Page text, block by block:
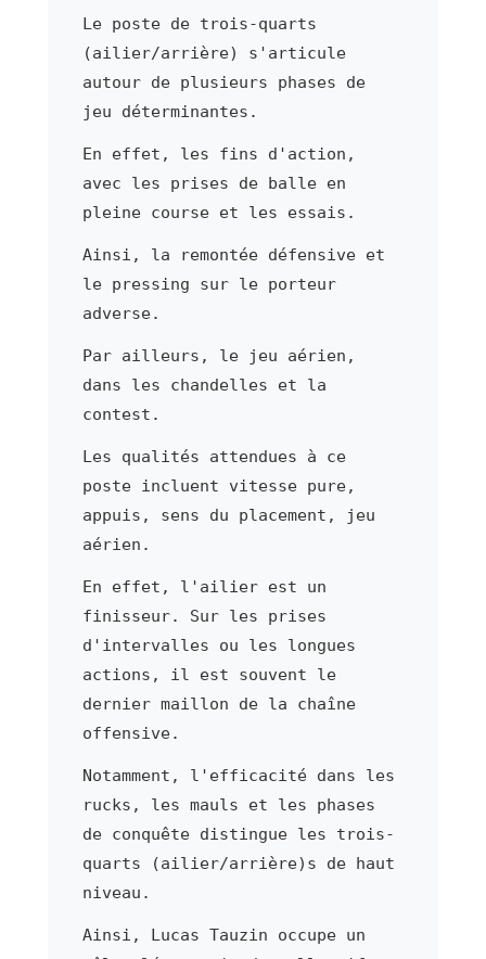
Le poste de trois-quarts
(ailier/arrière) s'articule
autour de plusieurs phases de
jeu déterminantes.
En effet, les fins d'action,
avec les prises de balle en
pleine course et les essais.
Ainsi, la remontée défensive et
le pressing sur le porteur
adverse.
Par ailleurs, le jeu aérien,
dans les chandelles et la
contest.
Les qualités attendues à ce
poste incluent vitesse pure,
appuis, sens du placement, jeu
aérien.
En effet, l'ailier est un
finisseur. Sur les prises
d'intervalles ou les longues
actions, il est souvent le
dernier maillon de la chaîne
offensive.
Notamment, l'efficacité dans les
rucks, les mauls et les phases
de conquête distingue les trois-
quarts (ailier/arrière)s de haut
niveau.
Ainsi, Lucas Tauzin occupe un